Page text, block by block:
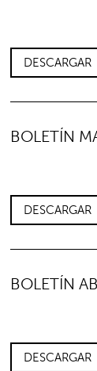
DESCARGAR
BOLETÍN
DESCARGAR
BOLETÍN
DESCARGAR